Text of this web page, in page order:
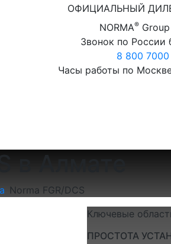
ОФИЦИАЛЬНЫЙ
NORMA®
Звонок по России
8 800
Часы работы по
в Алмате
Norma FGR/DCS
Ключевые
ПРОСТОТА